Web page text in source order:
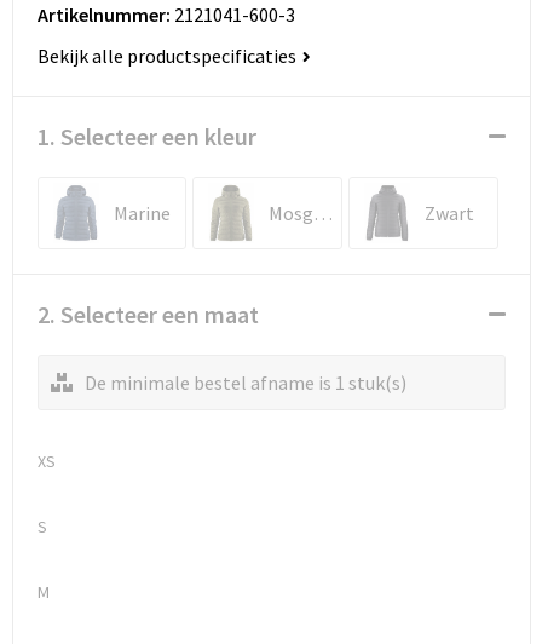
Artikelnummer: 2121041-600-3
Bekijk alle productspecificaties
1. Selecteer een kleur
Marine Mosgroen Zwart
2. Selecteer een maat
De minimale bestel afname is 1 stuk(s)
XS
S
M